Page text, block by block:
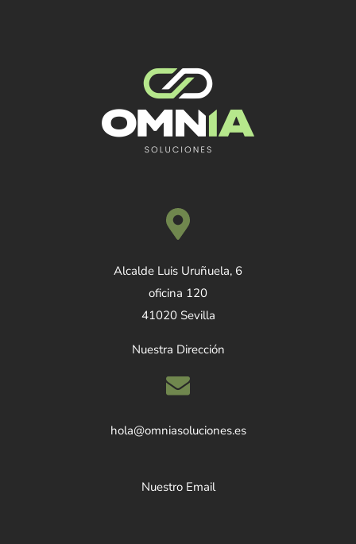
Alcalde Luis Uruñuela, 6
oficina 120
41020 Sevilla
Nuestra Dirección
hola@omniasoluciones.es
Nuestro Email